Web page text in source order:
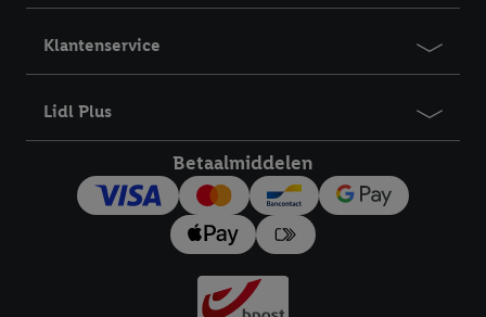
Klantenservice
Lidl Plus
Betaalmiddelen